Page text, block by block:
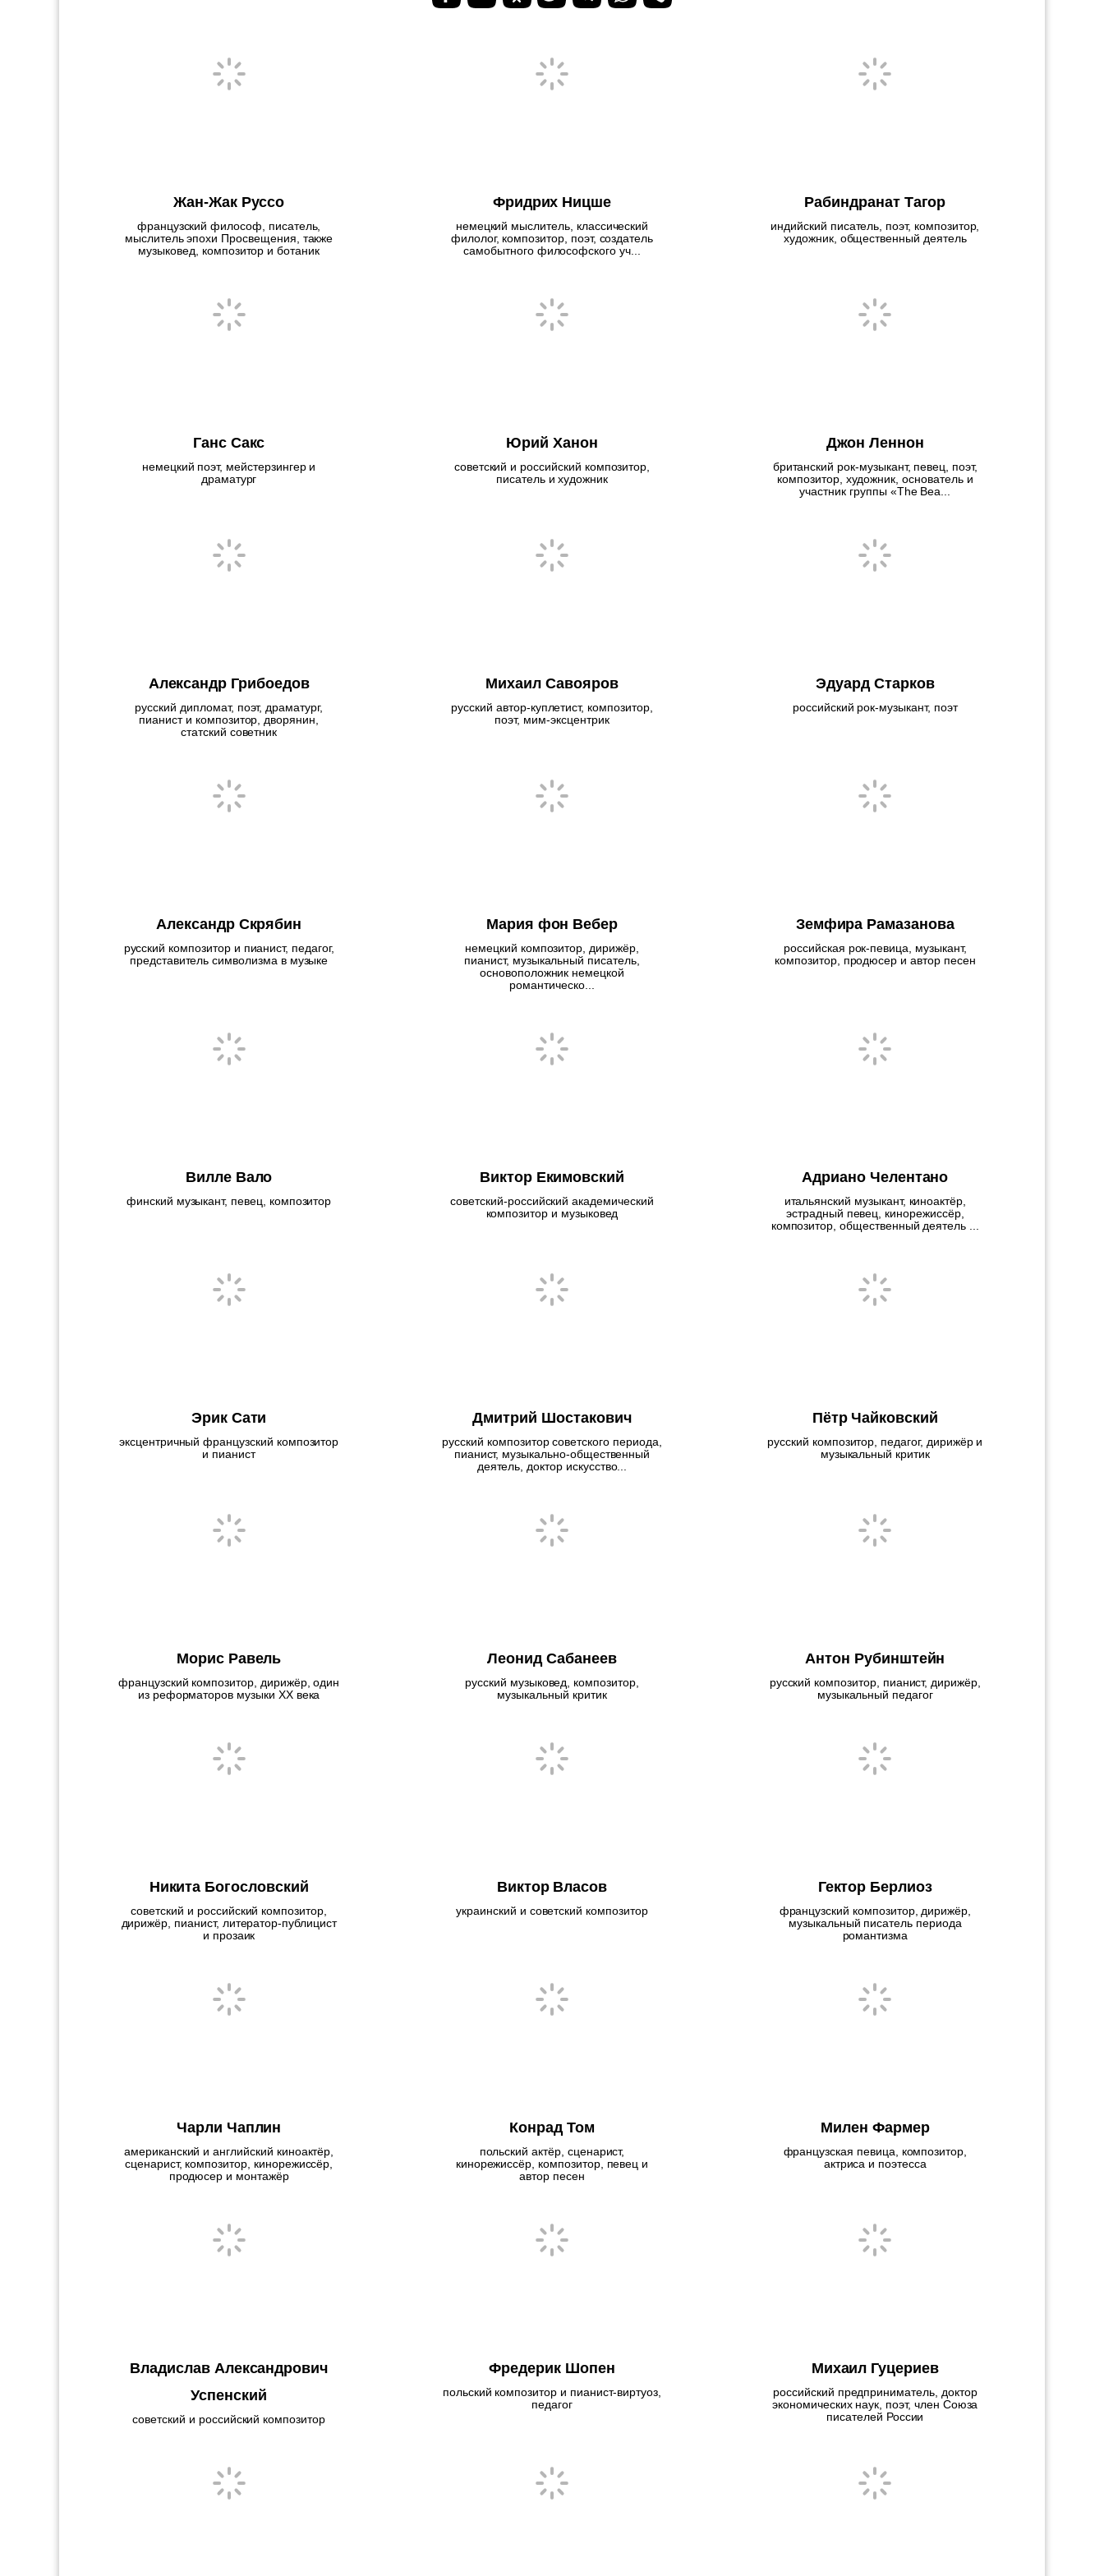
Жан-Жак Руссо
французский философ, писатель,
мыслитель эпохи Просвещения, также
музыковед, композитор и ботаник
Фридрих Ницше
немецкий мыслитель, классический
филолог, композитор, поэт, создатель
самобытного философского уч...
Рабиндранат Тагор
индийский писатель, поэт, композитор,
художник, общественный деятель
Ганс Сакс
немецкий поэт, мейстерзингер и
драматург
Юрий Ханон
советский и российский композитор,
писатель и художник
Джон Леннон
британский рок-музыкант, певец, поэт,
композитор, художник, основатель и
участник группы «The Bea...
Александр Грибоедов
русский дипломат, поэт, драматург,
пианист и композитор, дворянин,
статский советник
Михаил Савояров
русский автор-куплетист, композитор,
поэт, мим-эксцентрик
Эдуард Старков
российский рок-музыкант, поэт
Александр Скрябин
русский композитор и пианист, педагог,
представитель символизма в музыке
Мария фон Вебер
немецкий композитор, дирижёр,
пианист, музыкальный писатель,
основоположник немецкой
романтическо...
Земфира Рамазанова
российская рок-певица, музыкант,
композитор, продюсер и автор песен
Вилле Вало
финский музыкант, певец, композитор
Виктор Екимовский
советский-российский академический
композитор и музыковед
Адриано Челентано
итальянский музыкант, киноактёр,
эстрадный певец, кинорежиссёр,
композитор, общественный деятель ...
Эрик Сати
эксцентричный французский композитор
и пианист
Дмитрий Шостакович
русский композитор советского периода,
пианист, музыкально-общественный
деятель, доктор искусство...
Пётр Чайковский
русский композитор, педагог, дирижёр и
музыкальный критик
Морис Равель
французский композитор, дирижёр, один
из реформаторов музыки XX века
Леонид Сабанеев
русский музыковед, композитор,
музыкальный критик
Антон Рубинштейн
русский композитор, пианист, дирижёр,
музыкальный педагог
Никита Богословский
советский и российский композитор,
дирижёр, пианист, литератор-публицист
и прозаик
Виктор Власов
украинский и советский композитор
Гектор Берлиоз
французский композитор, дирижёр,
музыкальный писатель периода
романтизма
Чарли Чаплин
американский и английский киноактёр,
сценарист, композитор, кинорежиссёр,
продюсер и монтажёр
Конрад Том
польский актёр, сценарист,
кинорежиссёр, композитор, певец и
автор песен
Милен Фармер
французская певица, композитор,
актриса и поэтесса
Владислав Александрович
Успенский
советский и российский композитор
Фредерик Шопен
польский композитор и пианист-виртуоз,
педагог
Михаил Гуцериев
российский предприниматель, доктор
экономических наук, поэт, член Союза
писателей России